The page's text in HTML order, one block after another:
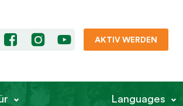
AKTIV WERDEN
Languages